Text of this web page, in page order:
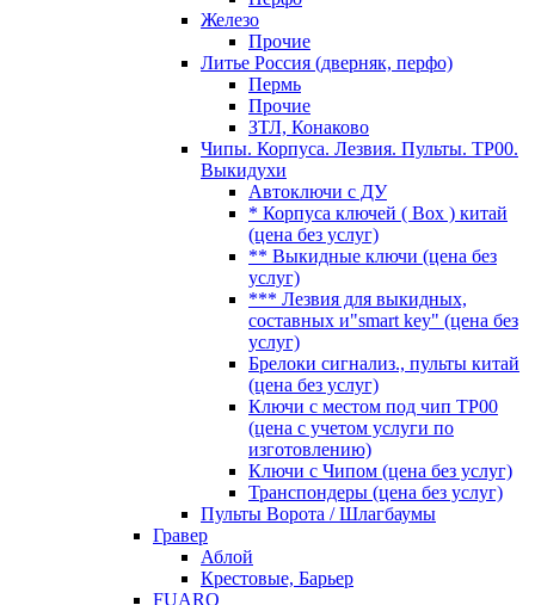
Железо
Прочие
Литье Россия (дверняк, перфо)
Пермь
Прочие
ЗТЛ, Конаково
Чипы. Корпуса. Лезвия. Пульты. TP00.
Выкидухи
Автоключи с ДУ
* Корпуса ключей ( Box ) китай
(цена без услуг)
** Выкидные ключи (цена без
услуг)
*** Лезвия для выкидных,
составных и"smart key" (цена без
услуг)
Брелоки сигнализ., пульты китай
(цена без услуг)
Ключи с местом под чип TP00
(цена с учетом услуги по
изготовлению)
Ключи с Чипом (цена без услуг)
Транспондеры (цена без услуг)
Пульты Ворота / Шлагбаумы
Гравер
Аблой
Крестовые, Барьер
FUARO